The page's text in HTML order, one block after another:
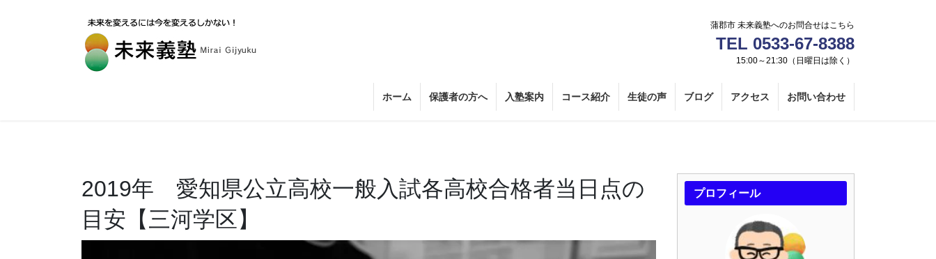
蒲郡市 未来義塾へのお問合せはこちら
TEL 0533-67-8388
15:00～21:30（日曜日は除く）
ホーム 保護者の方へ 入塾案内 コース紹介 生徒の声 ブログ アクセス お問い合わせ
2019年 愛知県公立高校一般入試各高校合格者当日点の
目安【三河学区】
プロフィール